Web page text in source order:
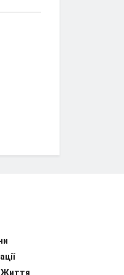
Життя